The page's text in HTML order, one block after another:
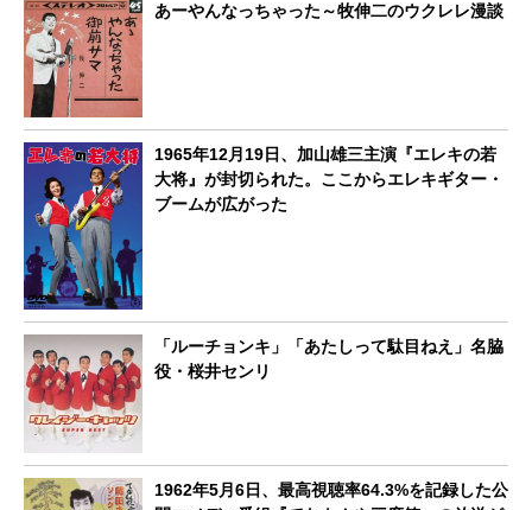
あーやんなっちゃった～牧伸二のウクレレ漫談
1965年12月19日、加山雄三主演『エレキの若
大将』が封切られた。ここからエレキギター・
ブームが広がった
「ルーチョンキ」「あたしって駄目ねえ」名脇
役・桜井センリ
1962年5月6日、最高視聴率64.3%を記録した公